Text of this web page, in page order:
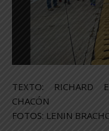
TEXTO: RICHARD
CHACÓN
FOTOS: LENIN